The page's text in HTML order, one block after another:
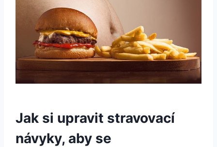
Jak si upravit stravovací
návyky, aby se